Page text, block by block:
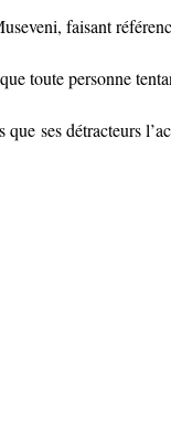
faisant
toute personne
ses détracteurs